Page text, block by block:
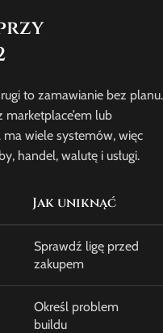
to zamawianie bez planu.
lub
wiele systemów, więc
handel, walutę i usługi.
Jak uniknąć
Sprawdź ligę przed
zakupem
Określ problem
buildu